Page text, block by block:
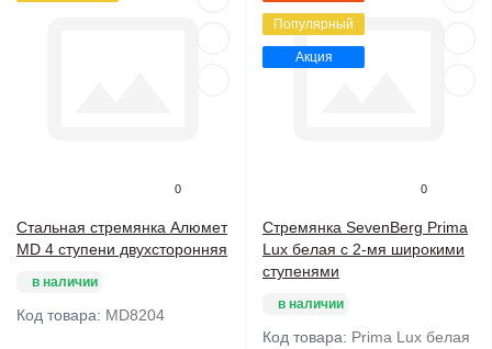
0
Стальная стремянка Алюмет
MD 4 ступени двухсторонняя
в наличии
Код товара: MD8204
Популярный
Акция
0
Стремянка SevenBerg Prima
Lux белая с 2-мя широкими
ступенями
в наличии
Код товара: Prima Lux белая